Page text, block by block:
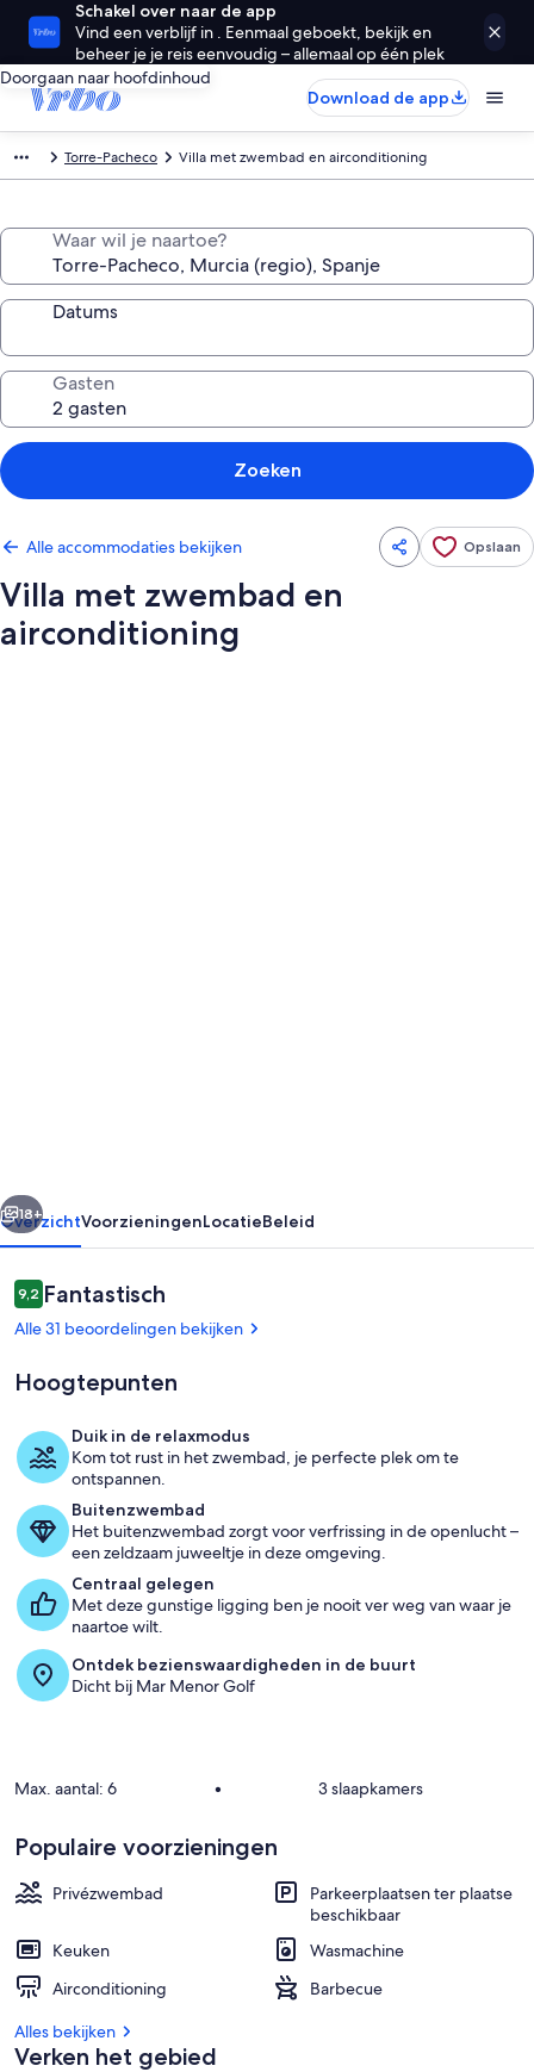
Schakel over naar de app
Vind een verblijf in . Eenmaal geboekt, bekijk en
beheer je je reis eenvoudig – allemaal op één plek
Doorgaan naar hoofdinhoud
Download de app
Torre-Pacheco Villa met zwembad en airconditioning
Waar wil je naartoe?
Datums
Gasten
Zoeken
Alle accommodaties bekijken Opslaan
Villa met zwembad en
airconditioning
Zwembad
Volgende
18+
OverzichtVoorzieningenLocatieBeleid
Beoordelingen
9,29,2 op 10 –
Fantastisch
Alle 31 beoordelingen bekijken
Hoogtepunten
Duik in de relaxmodus
Kom tot rust in het zwembad, je perfecte plek om te
ontspannen.
Buitenzwembad
Het buitenzwembad zorgt voor verfrissing in de openlucht –
een zeldzaam juweeltje in deze omgeving.
Centraal gelegen
Met deze gunstige ligging ben je nooit ver weg van waar je
naartoe wilt.
Ontdek bezienswaardigheden in de buurt
Dicht bij Mar Menor Golf
Max. aantal: 6 • 3 slaapkamers
Populaire voorzieningen
Privézwembad
Parkeerplaatsen ter plaatse
beschikbaar
Keuken
Wasmachine
Airconditioning
Barbecue
Alles bekijken
Verken het gebied